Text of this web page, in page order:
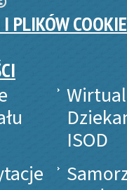
PLIKÓW
ISOD